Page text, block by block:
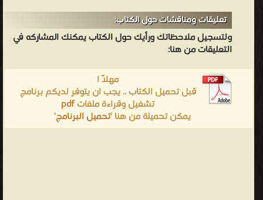
تعليقات ومناقشات حول الكتاب:
ولتسجيل ملاحظاتك ورأيك حول الكتاب يمكنك المشاركه في
التعليقات من هنا:
مهلاً !
قبل تحميل الكتاب .. يجب ان يتوفر لديكم برنامج
تشغيل وقراءة ملفاتpdf
يمكن تحميلة من هنا 'تحميل البرنامج'